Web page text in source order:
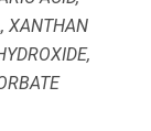
XANTHAN